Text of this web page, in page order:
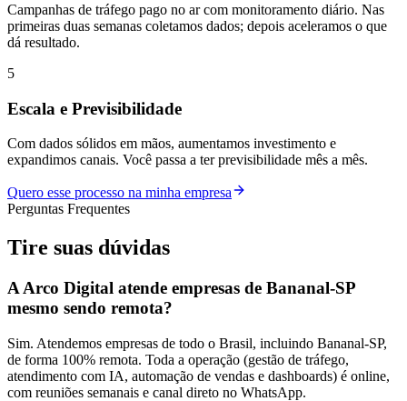
Campanhas de tráfego pago no ar com monitoramento diário. Nas
primeiras duas semanas coletamos dados; depois aceleramos o que
dá resultado.
5
Escala e Previsibilidade
Com dados sólidos em mãos, aumentamos investimento e
expandimos canais. Você passa a ter previsibilidade mês a mês.
Quero esse processo na minha empresa
Perguntas Frequentes
Tire suas dúvidas
A Arco Digital atende empresas de Bananal-SP
mesmo sendo remota?
Sim. Atendemos empresas de todo o Brasil, incluindo Bananal-SP,
de forma 100% remota. Toda a operação (gestão de tráfego,
atendimento com IA, automação de vendas e dashboards) é online,
com reuniões semanais e canal direto no WhatsApp.